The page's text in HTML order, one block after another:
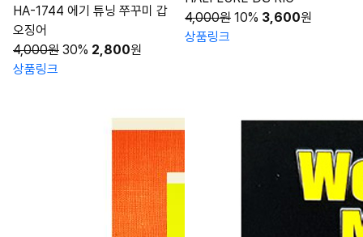
HA-1744 에기 튜닝 쭈꾸미 갑
오징어
4,000원 30% 2,800원
상품링크
4,000원 10% 3,600원
상품링크